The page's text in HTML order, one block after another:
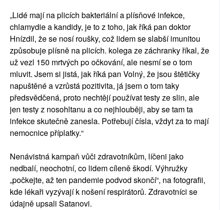
„Lidé mají na plicích bakteriální a plísňové infekce,
chlamydie a kandidy, je to z toho, jak říká pan doktor
Hnízdil, že se nosí roušky, což lidem se slabší imunitou
způsobuje plísně na plicích. kolega ze záchranky říkal, že
už vezl 150 mrtvých po očkování, ale nesmí se o tom
mluvit. Jsem si jistá, jak říká pan Volný, že jsou štětičky
napuštěné a vzrůstá pozitivita, já jsem o tom taky
předsvědčená, proto nechtějí používat testy ze slin, ale
jen testy z nosohltanu a co nejhlouběji, aby se tam ta
infekce skutečně zanesla. Potřebují čísla, vždyt za to mají
nemocnice příplatky.“
Nenávistná kampaň vůči zdravotníkům, líčeni jako
nedbalí, neochotní, co lidem cíleně škodí. Výhružky
„počkejte, až ten pandemie podvod skončí“, na fotografii,
kde lékaři vyzývají k nošení respirátorů. Zdravotníci se
údajně upsali Satanovi.